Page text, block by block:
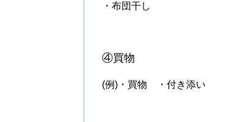
・布団干し
④買物
(例)・買物 ・付き添い